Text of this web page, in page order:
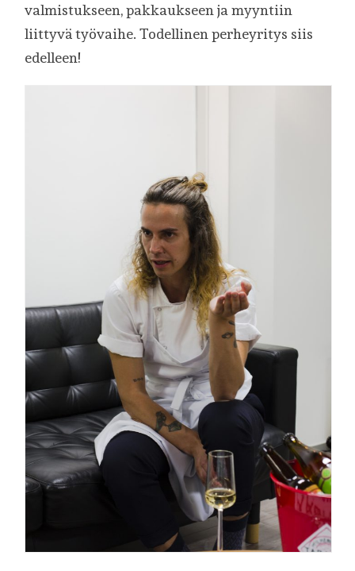
valmistukseen, pakkaukseen ja myyntiin
liittyvä työvaihe. Todellinen perheyritys siis
edelleen!